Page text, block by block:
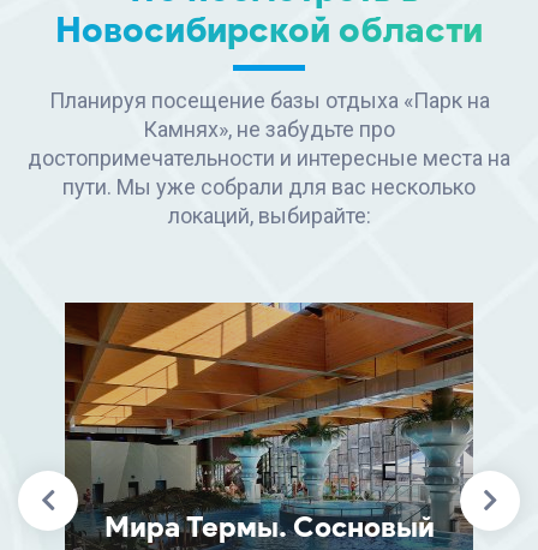
Новосибирской области
Планируя посещение базы отдыха «Парк на
Камнях», не забудьте про
достопримечательности и интересные места на
пути. Мы уже собрали для вас несколько
локаций, выбирайте:
Мира Термы. Сосновый